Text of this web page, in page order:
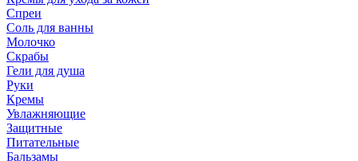
Спреи
Соль для ванны
Молочко
Скрабы
Гели для душа
Руки
Кремы
Увлажняющие
Защитные
Питательные
Бальзамы